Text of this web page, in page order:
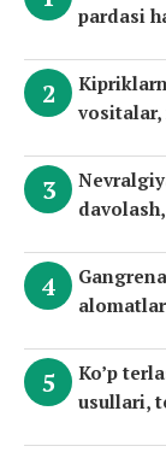
pardasi
Ko’p
usullari,